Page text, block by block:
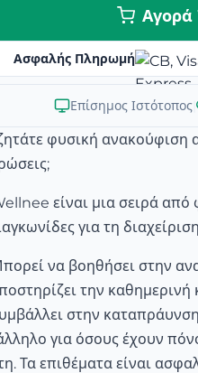
Αγορά
Ασφαλής Πληρωμή
Επίσημος Ιστότοπος|
φυσική ανακούφιση
είναι μια σειρά από
για τη
να βοηθήσει στην
την καθημερινή
στην
για όσους έχουν
Τα επιθέματα είναι